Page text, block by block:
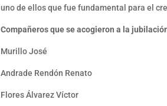
uno de ellos que fue fundamental para el
Compañeros que se acogieron a la
Murillo José
Andrade Rendón Renato
Flores Álvarez Víctor